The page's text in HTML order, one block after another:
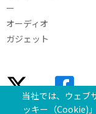
ー
オーディオ
ガジェット
当社では、ウェブ
ッキー（Cookie)